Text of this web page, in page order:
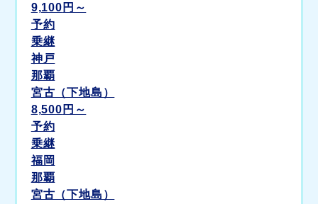
9,100 円～
予約
乗継
神戸
那覇
宮古（下地島）
8,500 円～
予約
乗継
福岡
那覇
宮古（下地島）